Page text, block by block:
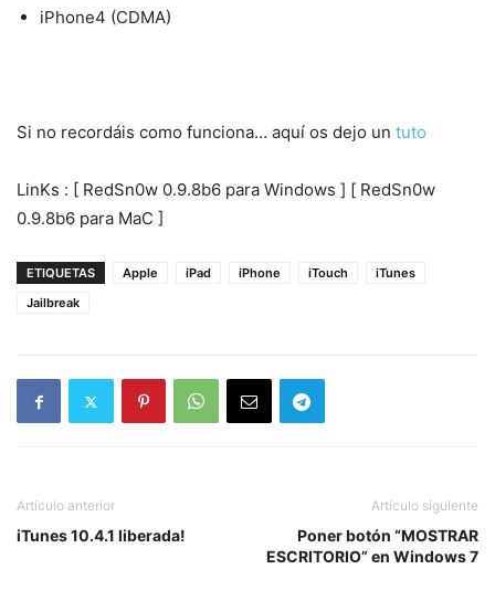
iPhone4 (CDMA)
Si no recordáis como funciona… aquí os dejo un tuto
LinKs : [ RedSn0w 0.9.8b6 para Windows ] [ RedSn0w
0.9.8b6 para MaC ]
ETIQUETAS Apple iPad iPhone iTouch
iTunes
Jailbreak
Artículo anterior
iTunes 10.4.1 liberada!
Artículo siguiente
Poner botón “MOSTRAR
ESCRITORIO” en Windows 7